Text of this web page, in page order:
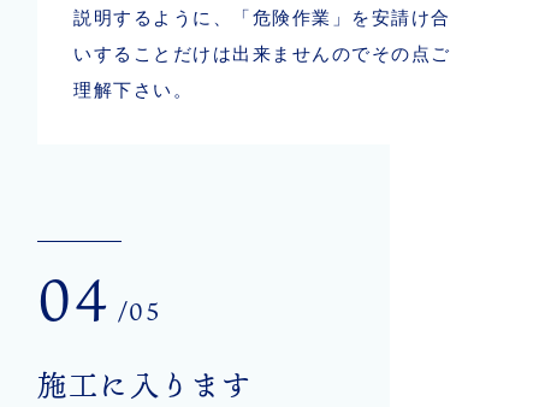
説明するように、「危険作業」を安請け合
いすることだけは出来ませんのでその点ご
理解下さい。
04 /05
施工に入ります